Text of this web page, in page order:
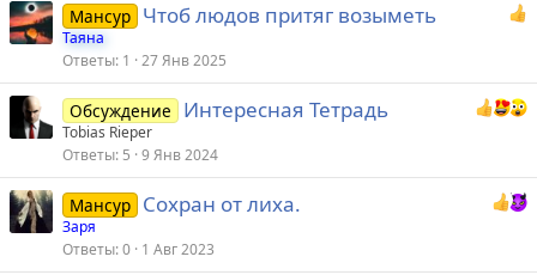
Мансур Чтоб людов притяг возыметь
Таяна
Ответы 1 27 Янв 2025
Обсуждение Интересная Тетрадь
Tobias Rieper
Ответы 5 9 Янв 2024
Мансур Сохран от лиха.
Заря
Ответы 0 1 Авг 2023